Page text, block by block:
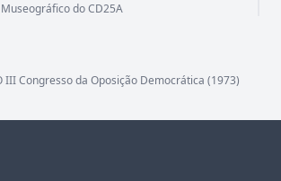
do CD25A
III Congresso da Oposição Democrática (1973)